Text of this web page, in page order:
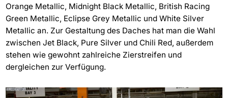
Orange Metallic, Midnight Black Metallic, British Racing
Green Metallic, Eclipse Grey Metallic und White Silver
Metallic an. Zur Gestaltung des Daches hat man die Wahl
zwischen Jet Black, Pure Silver und Chili Red, außerdem
stehen wie gewohnt zahlreiche Zierstreifen und
dergleichen zur Verfügung.